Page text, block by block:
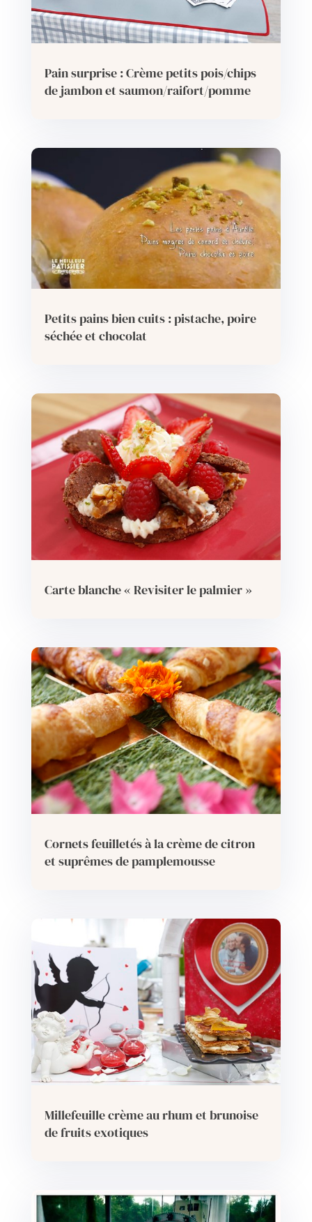
Pain surprise : Crème petits pois/chips
de jambon et saumon/raifort/pomme
Petits pains bien cuits : pistache, poire
séchée et chocolat
Carte blanche « Revisiter le palmier »
Cornets feuilletés à la crème de citron
et suprêmes de pamplemousse
Millefeuille crème au rhum et brunoise
de fruits exotiques